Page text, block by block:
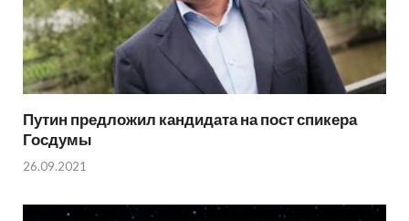
Путин предложил кандидата на пост спикера
Госдумы
26.09.2021